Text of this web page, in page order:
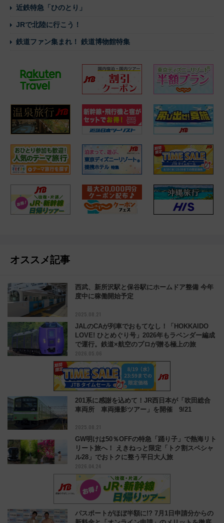
近鉄特急「ひのとり」
JRで北陸に行こう！
鉄道ファン集まれ！ 鉄道博物館特集
オススメ記事
西武、新所沢駅と保谷駅にホームドア整備 今年
度中に稼働開始予定
2025.08.21
JALのCAが列車でおもてなし！「HOKKAIDO
LOVE! ひとめぐり号」2026年もラベンダー編成
で運行。鉄道×航空のプロが贈る極上の旅
2026.05.06
201系に感謝を込めて！JR西日本が「吹田総合
車両所 車両撮影ツアー」を開催 9/21
2025.08.21
GW明けは50％OFFの特急「踊り子」で熱海リト
リート旅へ！ えきねっと限定「トク割スペシャ
ル28」でおトクに整う平日大人旅
2026.04.24
パスポートがほぼ半額に!? 7月1日申請分からの